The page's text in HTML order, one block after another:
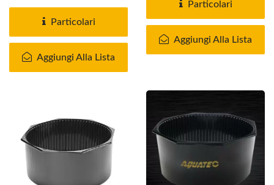
Particolari
Aggiungi Alla Lista
Particolari
Aggiungi Alla Lista